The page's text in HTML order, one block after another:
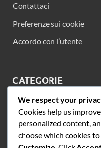
Contattaci
Preferenze sui cookie
Accordo con l’utente
CATEGORIE
Confronto dei Sintomi tra
Raffreddore
Consigli per la
raffreddori
We respect your
Cookies help us
personalized content,
choose which cookies